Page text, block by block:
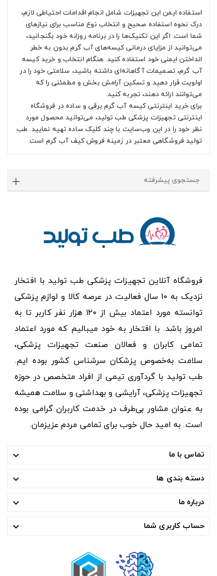
استفاده ایمن این تجهیزات شامل انجام اقدامات احتیاطی لازم،
درک نحوه استفاده صحیح و انتخاب نوع مناسب برای نیازهای
شما است. اگر این تکنیک‌ها را در برنامه روزانه خود بگنجانید،
می‌توانید از مزایای درمانی کیسه‌های آب گرم بدون به خطر
انداختن ایمنی خود استفاده کنید. هنگام انتخاب و خرید کیسه
آب گرم، تصمیمات آگاهانه‌ای داشته باشید، سلامتی خود را در
اولویت قرار دهید و تسکین آرامش بخش و مطمئنی را که
می‌توانند ارائه دهند، تجربه کنید.
برای خرید اینترنتی کیسه آب گرم برقی و ساده در فروشگاه
اینترنتی تجهیزات پزشکی طب تولید، می‌توانید محصول مورد
نظر خود را در این وب‌سایت با چند کلیک ساده تهیه نمایید. طب
تولید فروشگاهی معتبر در زمینه فروش کیف آب گرم است.
جستجوی پیشرفته
فروشگاه آنلاین تجهیزات پزشکی طب تولید با افتخار
نزدیک به ۱۰ سال فعالیت در عرصه کالا و لوازم پزشکی
توانسته مورد اعتماد بیش از ۱۲۰ هزار نفر کاربر تا به
امروز باشد. با افتخار به خود میبالیم که مورد اعتماد
تمامی کابران و فعالان صنعت تجهیزات پزشکی،
سلامت به‌خصوص پزشکان سرشناس کشور بوده ایم.
طب تولید با گردآوری تیمی از افراد متخصص در حوزه
تجهیزات پزشکی، آرایشی و بهداشتی و سلامت همیشه
به عنوان مشاور بی‌طرف در خدمت کاربران گرامی بوده
است. به امید حال خوب برای تمامی مردم عزیزمان.
تماس با ما 
دسته بندی ها 
درباره ما 
حساب کاربری شما 